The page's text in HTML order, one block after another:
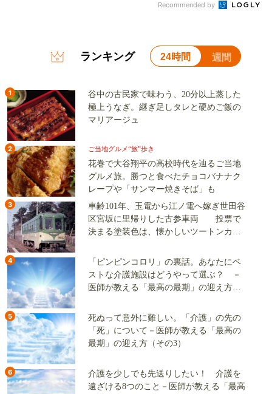
Recommended by
ランキング 24時間 週間
1
谷中の古民家で味わう、20分以上蒸した
極上うなぎ。継ぎ足しタレと硬めご飯の
マリアージュ
2 ご当地グルメ“旅”歩き
花巻で大谷翔平の高校時代を辿るご当地
グルメ旅。勝つと食べたチョコバナナク
レープや「サンマー焼きそば」も
3
車齢101年、玉電から江ノ電へ嫁ぎ世田谷
区宮坂に里帰りした古参車両 投票で
決まる塗装色は、懐かしいツートンカラ
4
「ピンピンコロリ」の裏話。あなたにベ
ストな介護施設はどうやって選ぶ？ －
医師が教える「最高の最期」の迎え方
5
死ぬって意外に難しい。「介護」の先の
「死」について－医師が教える「最高の
最期」の迎え方（その3）
6
介護を少しでも先送りしたい！ 介護を
遠ざける8つのこと－医師が教える「最高